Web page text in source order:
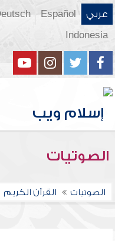
عربي Español
Indonesia
الصوتيات
الصوتيات القرآن الكريم